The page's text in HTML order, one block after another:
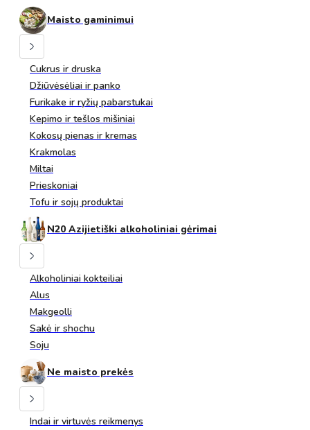
Maisto gaminimui
Cukrus ir druska
Džiūvėsėliai ir panko
Furikake ir ryžių pabarstukai
Kepimo ir tešlos mišiniai
Kokosų pienas ir kremas
Krakmolas
Miltai
Prieskoniai
Tofu ir sojų produktai
N20 Azijietiški alkoholiniai gėrimai
Alkoholiniai kokteiliai
Alus
Makgeolli
Sakė ir shochu
Soju
Ne maisto prekės
Indai ir virtuvės reikmenys